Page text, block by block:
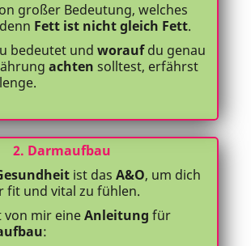
großer Bedeutung, welches
Fett ist nicht gleich Fett.
bedeutet und woraufdu genau
achten solltest, erfährst
2. Darmaufbau
ist das A&O, um dich
fit und vital zu fühlen.
von mir eineAnleitung für
: